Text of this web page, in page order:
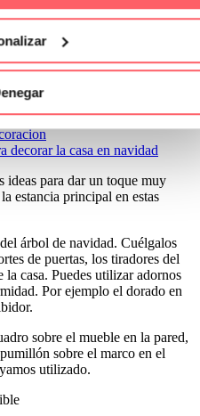
conseguir el toque perfecto
encimera….
la abras
decorar la casa en navidad
ideas para dar un toque muy
estancia principal en estas
árbol de navidad. Cuélgalos
de puertas, los tiradores del
casa. Puedes utilizar adornos
Por ejemplo el dorado en
sobre el mueble en la pared,
sobre el marco en el
utilizado.